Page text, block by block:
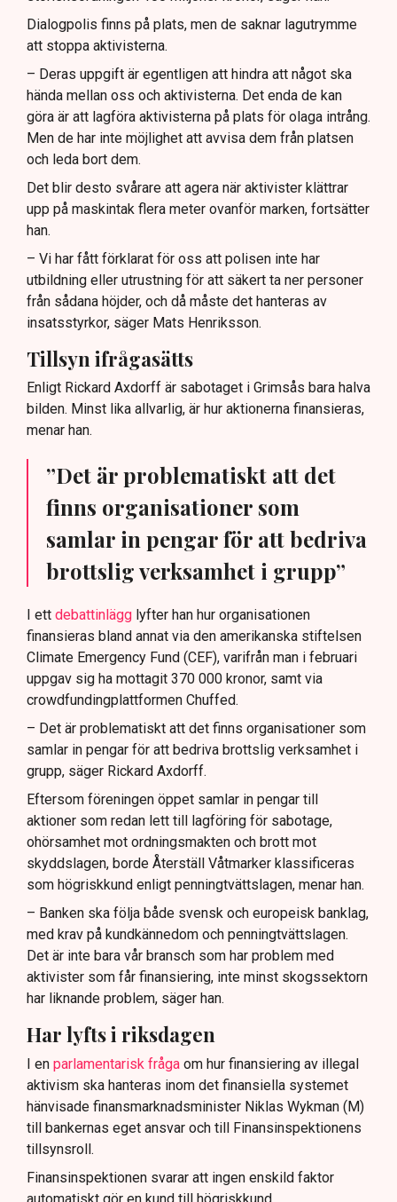
Dialogpolis finns på plats, men de saknar lagutrymme
att stoppa aktivisterna.
– Deras uppgift är egentligen att hindra att något ska
hända mellan oss och aktivisterna. Det enda de kan
göra är att lagföra aktivisterna på plats för olaga intrång.
Men de har inte möjlighet att avvisa dem från platsen
och leda bort dem.
Det blir desto svårare att agera när aktivister klättrar
upp på maskintak flera meter ovanför marken, fortsätter
han.
– Vi har fått förklarat för oss att polisen inte har
utbildning eller utrustning för att säkert ta ner personer
från sådana höjder, och då måste det hanteras av
insatsstyrkor, säger Mats Henriksson.
Tillsyn ifrågasätts
Enligt Rickard Axdorff är sabotaget i Grimsås bara halva
bilden. Minst lika allvarlig, är hur aktionerna finansieras,
menar han.
”Det är problematiskt att det
finns organisationer som
samlar in pengar för att bedriva
brottslig verksamhet i grupp”
I ett debattinlägg lyfter han hur organisationen
finansieras bland annat via den amerikanska stiftelsen
Climate Emergency Fund (CEF), varifrån man i februari
uppgav sig ha mottagit 370 000 kronor, samt via
crowdfundingplattformen Chuffed.
– Det är problematiskt att det finns organisationer som
samlar in pengar för att bedriva brottslig verksamhet i
grupp, säger Rickard Axdorff.
Eftersom föreningen öppet samlar in pengar till
aktioner som redan lett till lagföring för sabotage,
ohörsamhet mot ordningsmakten och brott mot
skyddslagen, borde Återställ Våtmarker klassificeras
som högriskkund enligt penningtvättslagen, menar han.
– Banken ska följa både svensk och europeisk banklag,
med krav på kundkännedom och penningtvättslagen.
Det är inte bara vår bransch som har problem med
aktivister som får finansiering, inte minst skogssektorn
har liknande problem, säger han.
Har lyfts i riksdagen
I en parlamentarisk fråga om hur finansiering av illegal
aktivism ska hanteras inom det finansiella systemet
hänvisade finansmarknadsminister Niklas Wykman (M)
till bankernas eget ansvar och till Finansinspektionens
tillsynsroll.
Finansinspektionen svarar att ingen enskild faktor